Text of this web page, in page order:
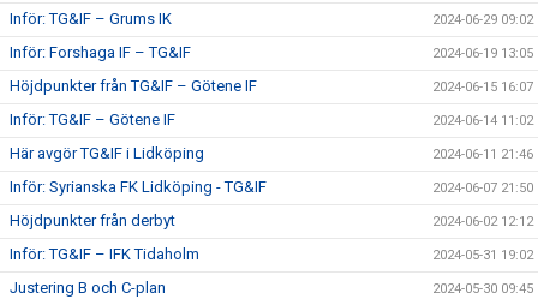
Inför: TG&IF – Grums IK 2024-06-29 09:02
Inför: Forshaga IF – TG&IF 2024-06-19 13:05
Höjdpunkter från TG&IF – Götene IF 2024-06-15 16:07
Inför: TG&IF – Götene IF 2024-06-14 11:02
Här avgör TG&IF i Lidköping 2024-06-11 21:46
Inför: Syrianska FK Lidköping - TG&IF 2024-06-07 21:50
Höjdpunkter från derbyt 2024-06-02 12:12
Inför: TG&IF – IFK Tidaholm 2024-05-31 19:02
Justering B och C-plan 2024-05-30 09:45